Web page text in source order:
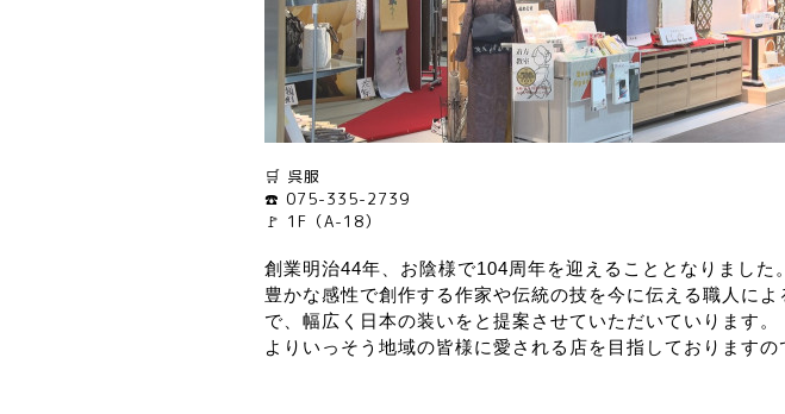
🛒 呉服
☎️ 075-335-2739
🚩 1F（A-18）
創業明治44年、お陰様で104周年を迎えることとなりました。
豊かな感性で創作する作家や伝統の技を今に伝える職人に
で、幅広く日本の装いをと提案させていただいていります。
よりいっそう地域の皆様に愛される店を目指しておりますの